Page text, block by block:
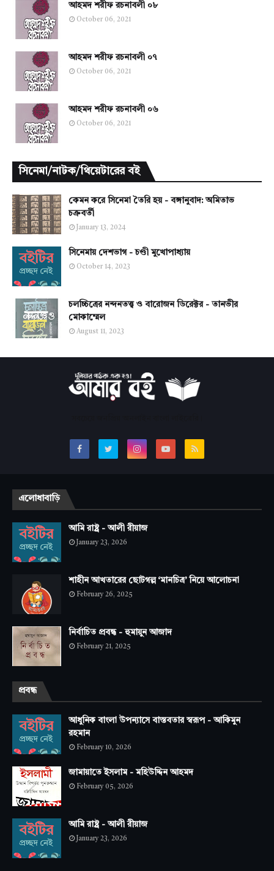
আহমদ শরীফ রচনাবলী ০৮
October 06, 2021
আহমদ শরীফ রচনাবলী ০৭
October 06, 2021
আহমদ শরীফ রচনাবলী ০৬
October 06, 2021
সিনেমা/নাটক/থিয়েটারের বই
কেমন করে সিনেমা তৈরি হয় - বঙ্গানুবাদ: অমিতাভ
চক্রবর্তী
January 13, 2024
সিনেমায় দেশভাগ - চণ্ডী মুখোপাধ্যায়
October 14, 2023
চলচ্চিত্রের নন্দনতত্ত্ব ও বারোজন ডিরেক্টর - তানভীর
মোকাম্মেল
August 11, 2023
এলোধাবাড়ি
আমি রাষ্ট্র - আলী রীয়াজ
January 23, 2026
শাহীন আখতারের ছোটগল্প ‘মানচিত্র’ নিয়ে আলোচনা
February 26, 2025
নির্বাচিত প্রবন্ধ - হুমায়ুন আজাদ
February 21, 2025
প্রবন্ধ
আধুনিক বাংলা উপন্যাসে বাস্তবতার স্বরূপ - আকিমুন
রহমান
February 10, 2026
জামায়াতে ইসলাম - মহিউদ্দিন আহমদ
February 05, 2026
আমি রাষ্ট্র - আলী রীয়াজ
January 23, 2026